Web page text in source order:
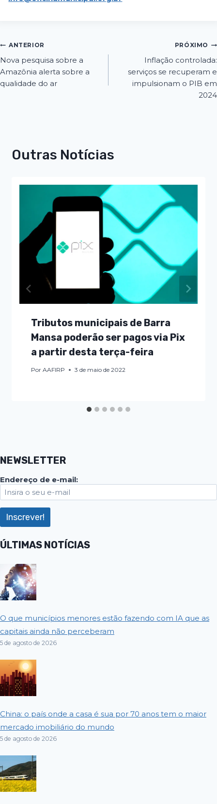
ANTERIOR
Nova pesquisa sobre a
Amazônia alerta sobre a
qualidade do ar
PRÓXIMO
Inflação controlada:
serviços se recuperam e
impulsionam o PIB em
2024
Outras Notícias
Tributos municipais de Barra
Mansa poderão ser pagos via Pix
a partir desta terça-feira
Por AAFIRP 3 de maio de 2022
NEWSLETTER
Endereço de e-mail:
ÚLTIMAS NOTÍCIAS
O que municípios menores estão fazendo com IA que as
capitais ainda não perceberam
5 de agosto de 2026
China: o país onde a casa é sua por 70 anos tem o maior
mercado imobiliário do mundo
5 de agosto de 2026